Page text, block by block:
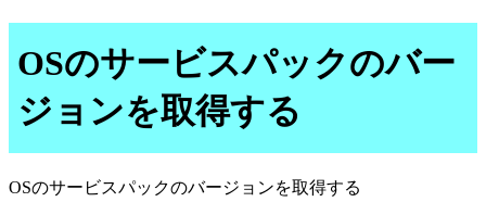
OSのサービスパックのバー
ジョンを取得する
OSのサービスパックのバージョンを取得する